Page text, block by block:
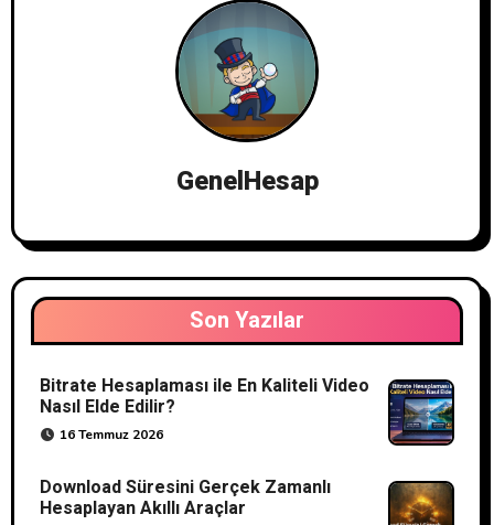
GenelHesap
Son Yazılar
Bitrate Hesaplaması ile En Kaliteli Video
Nasıl Elde Edilir?
16 Temmuz 2026
Download Süresini Gerçek Zamanlı
Hesaplayan Akıllı Araçlar